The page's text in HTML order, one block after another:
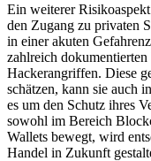
Ein weiterer
den Zugang zu privaten
in einer akuten
zahlreich
Hackerangriffen. Diese
schätzen, kann sie auch
es um den Schutz ihres
sowohl im Bereich
Wallets bewegt, wird
Handel in Zukunft